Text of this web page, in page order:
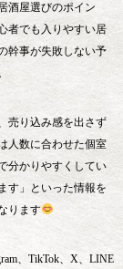
酒屋選びのポイン
者でも入りやすい居
幹事が失敗しない予
売り込み感を出さず
人数に合わせた個室
分かりやすくしてい
す」といった情報を
ります
、TikTok、X、LINE